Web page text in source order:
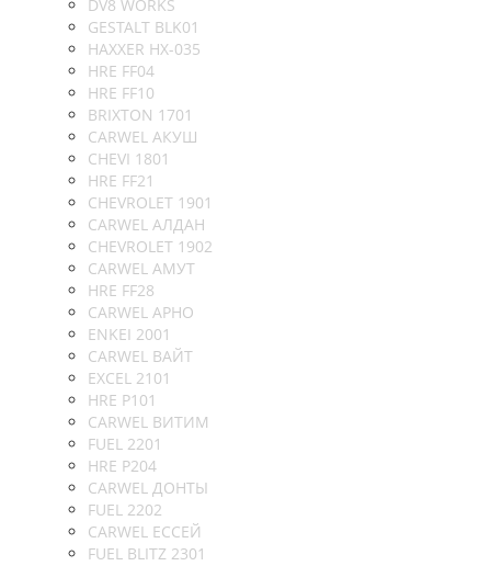
DV8 WORKS
GESTALT BLK01
HAXXER HX-035
HRE FF04
HRE FF10
BRIXTON 1701
CARWEL АКУШ
CHEVI 1801
HRE FF21
CHEVROLET 1901
CARWEL АЛДАН
CHEVROLET 1902
CARWEL АМУТ
HRE FF28
CARWEL АРНО
ENKEI 2001
CARWEL ВАЙТ
EXCEL 2101
HRE P101
CARWEL ВИТИМ
FUEL 2201
HRE P204
CARWEL ДОНТЫ
FUEL 2202
CARWEL ЕССЕЙ
FUEL BLITZ 2301